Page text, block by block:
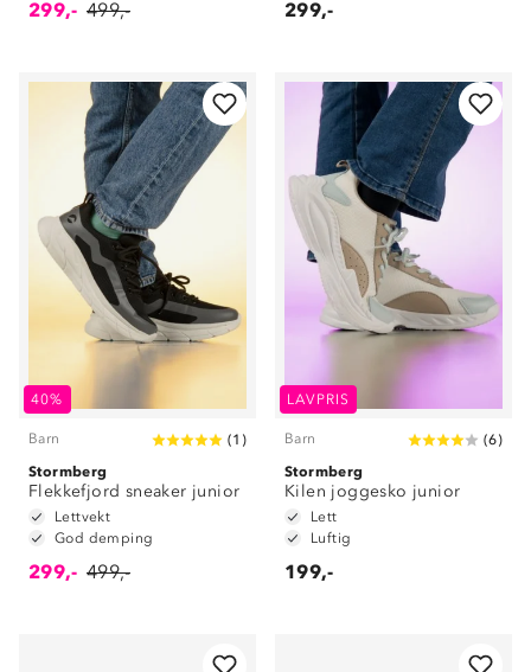
299,- 499,- 299,-
40%
Barn (1 )
Stormberg
Flekkefjord sneaker junior
Lettvekt
God demping
299,- 499,-
LAVPRIS
Barn (6)
Stormberg
Kilen joggesko junior
Lett
Luftig
199,-